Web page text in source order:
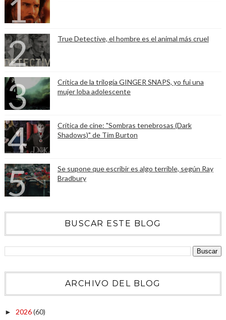
True Detective, el hombre es el animal más cruel
Crítica de la trilogía GINGER SNAPS, yo fui una
mujer loba adolescente
Crítica de cine: "Sombras tenebrosas (Dark
Shadows)" de Tim Burton
Se supone que escribir es algo terrible, según Ray
Bradbury
BUSCAR ESTE BLOG
ARCHIVO DEL BLOG
► 2026(60)